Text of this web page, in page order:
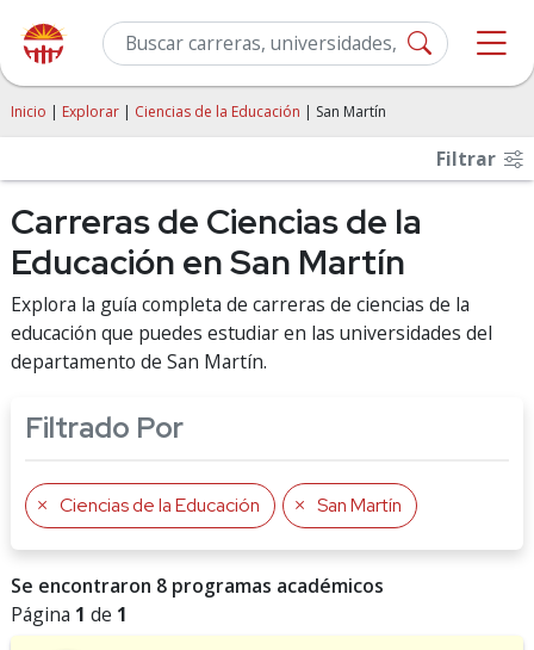
Inicio | Explorar | Ciencias de la Educación | San Martín
Filtrar
Carreras de Ciencias de la
Educación en San Martín
Explora la guía completa de carreras de ciencias de la
educación que puedes estudiar en las universidades del
departamento de San Martín.
Filtrado Por
Ciencias de la Educación San Martín
Se encontraron 8 programas académicos
Página 1 de 1